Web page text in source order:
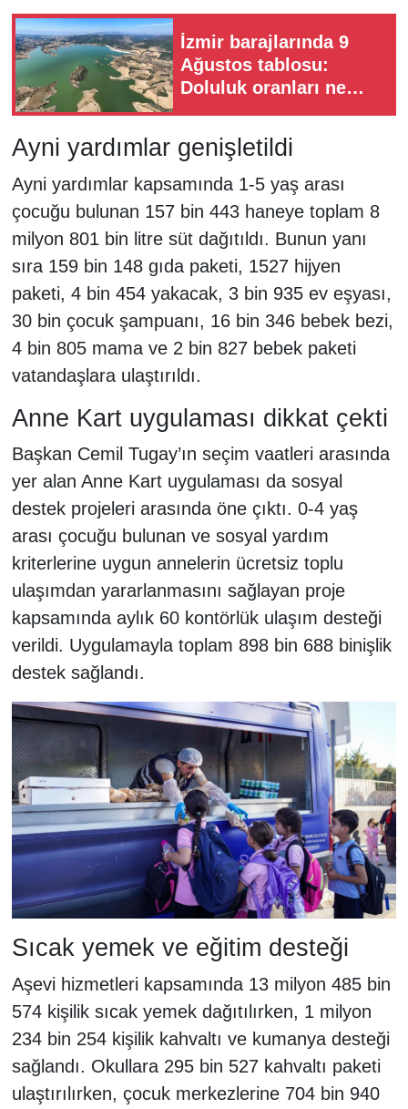
İzmir barajlarında 9
Ağustos tablosu:
Doluluk oranları ne
Ayni yardımlar genişletildi
Ayni yardımlar kapsamında 1-5 yaş arası
çocuğu bulunan 157 bin 443 haneye toplam 8
milyon 801 bin litre süt dağıtıldı. Bunun yanı
sıra 159 bin 148 gıda paketi, 1527 hijyen
paketi, 4 bin 454 yakacak, 3 bin 935 ev eşyası,
30 bin çocuk şampuanı, 16 bin 346 bebek bezi,
4 bin 805 mama ve 2 bin 827 bebek paketi
vatandaşlara ulaştırıldı.
Anne Kart uygulaması dikkat çekti
Başkan Cemil Tugay’ın seçim vaatleri arasında
yer alan Anne Kart uygulaması da sosyal
destek projeleri arasında öne çıktı. 0-4 yaş
arası çocuğu bulunan ve sosyal yardım
kriterlerine uygun annelerin ücretsiz toplu
ulaşımdan yararlanmasını sağlayan proje
kapsamında aylık 60 kontörlük ulaşım desteği
verildi. Uygulamayla toplam 898 bin 688 binişlik
destek sağlandı.
Sıcak yemek ve eğitim desteği
Aşevi hizmetleri kapsamında 13 milyon 485 bin
574 kişilik sıcak yemek dağıtılırken, 1 milyon
234 bin 254 kişilik kahvaltı ve kumanya desteği
sağlandı. Okullara 295 bin 527 kahvaltı paketi
ulaştırılırken, çocuk merkezlerine 704 bin 940